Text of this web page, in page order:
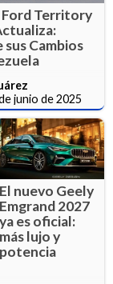
Ford Territory
sus Cambios
junio de 2025
El nuevo Geely
Emgrand 2027
ya es oficial:
más lujo y
potencia